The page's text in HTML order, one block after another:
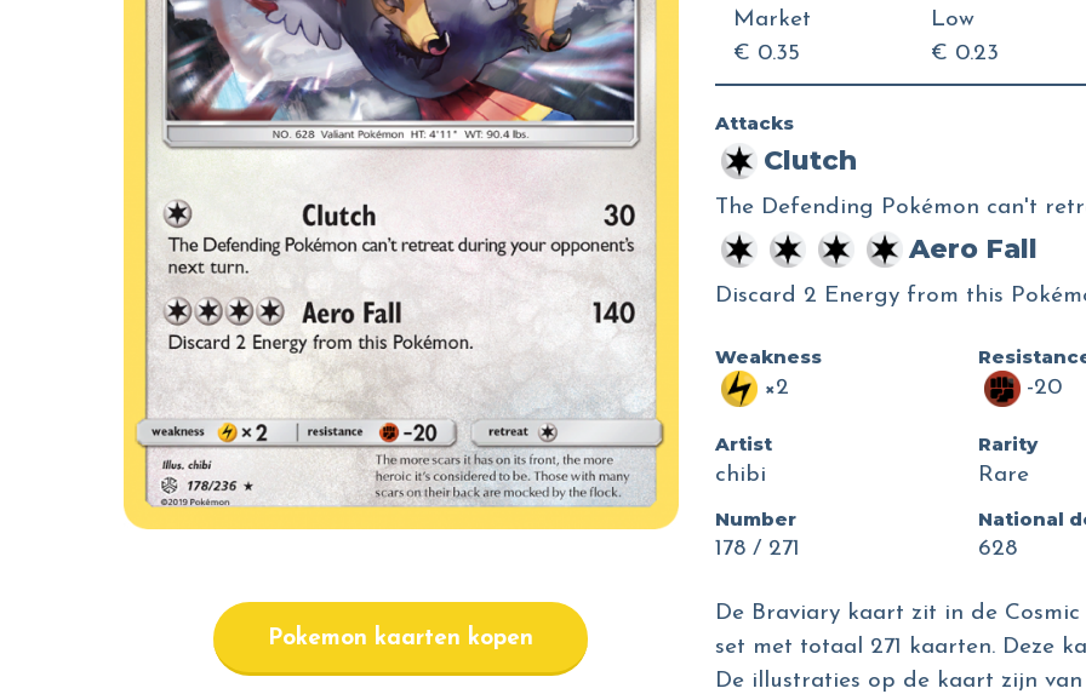
Pokemon kaarten kopen
Market
€ 0.35
Low
€ 0.23
Attacks
Clutch
The Defending Pokémon can't
Aero Fall
Discard 2 Energy from this
Weakness
×2
-20
Artist
chibi
Rarity
Rare
Number
178 / 271
National
628
De Braviary kaart zit in de Cosmic
set met totaal 271 kaarten. Deze
De illustraties op de kaart zijn